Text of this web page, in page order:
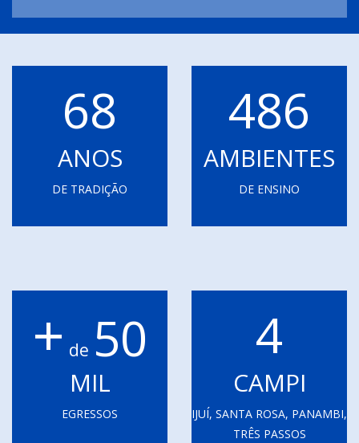
68
ANOS
DE TRADIÇÃO
486
AMBIENTES
DE ENSINO
+ de 50
MIL
EGRESSOS
4
CAMPI
IJUÍ, SANTA ROSA, PANAMBI,
TRÊS PASSOS